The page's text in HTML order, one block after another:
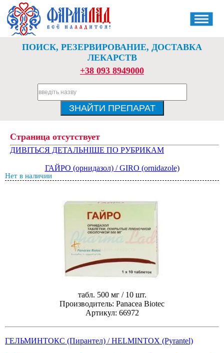
ПОИСК, РЕЗЕРВИРОВАНИЕ, ДОСТАВКА
ЛЕКАРСТВ
+38 093 8949000
Страница отсутствует
ДИВІТЬСЯ ДЕТАЛЬНІШЕ ПО РУБРИКАМ
ГАЙРО (орнидазол) / GIRO (ornidazole)
Нет в наличии
табл. 500 мг / 10 шт.
Производитель: Panacea Biotec
Артикул: 66972
ГЕЛЬМИНТОКС (Пирантел) / HELMINTOX (Pyrantel)